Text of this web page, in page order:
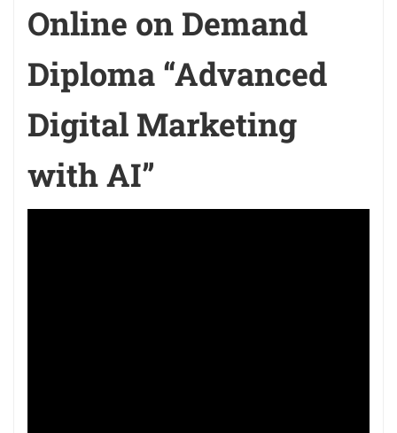
Online on Demand
Diploma “Advanced
Digital Marketing
with AI”